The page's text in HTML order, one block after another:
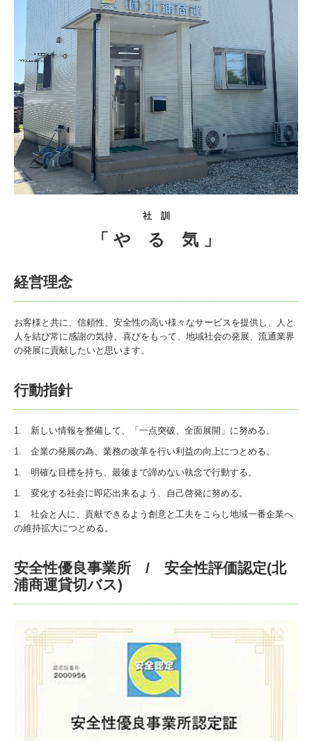
社 訓
「 や る 気 」
経営理念
お客様と共に、信頼性、安全性の高い様々なサービスを提供し、人と
人を結び常に感謝の気持、喜びをもって、地域社会の発展、流通業界
の発展に貢献したいと思います。
行動指針
1. 新しい情報を整備して、「一点突破、全面展開」に努める。
1. 企業の発展の為、業務の改革を行い利益の向上につとめる。
1. 明確な目標を持ち、最後まで諦めない執念で行動する。
1. 変化する社会に即応出来るよう、自己啓発に努める。
1. 社会と人に、貢献できるよう創意と工夫をこらし地域一番企業へ
の維持拡大につとめる。
安全性優良事業所 / 安全性評価認定(北
浦商運貸切バス)